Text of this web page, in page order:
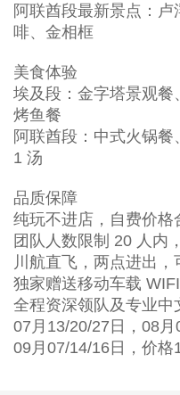
阿联酋段最新景点：
啡、金相框
美食体验
埃及段：金字塔景观
烤鱼餐
阿联酋段：中式火锅
1 汤
品质保障
纯玩不进店，自费价格
团队人数限制 20 人内
川航直飞，两点进出，
独家赠送移动车载 WIFI
全程资深领队及专业中
07月13/20/27日，08
09月07/14/16日，价格